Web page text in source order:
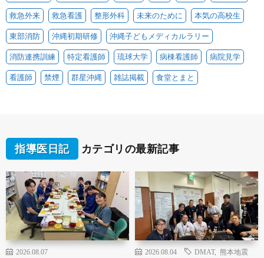
救急外来 救急看護 整形外科 未来のために 本気の高校生
東部消防 沖縄初期研修 沖縄子どもメディカルラリー
消防連携訓練 特定看護師 琉球大学 病棟看護師 病院見学
看護師 禁煙 群星沖縄 雑誌掲載 食堂とまと
指導医日記 カテゴリの最新記事
2026.08.07
2026.08.04 DMAT, 熊本地震